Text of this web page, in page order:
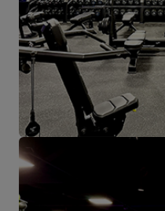
die Ortschaft, wo alles anfängt.